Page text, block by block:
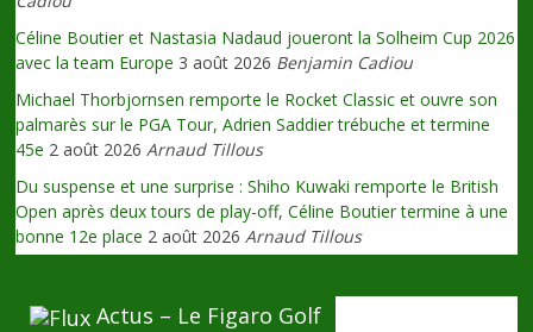
Céline Boutier et Nastasia Nadaud joueront la Solheim Cup 2026
avec la team Europe 3 août 2026 Benjamin Cadiou
Michael Thorbjornsen remporte le Rocket Classic et ouvre son
palmarès sur le PGA Tour, Adrien Saddier trébuche et termine
45e 2 août 2026 Arnaud Tillous
Du suspense et une surprise : Shiho Kuwaki remporte le British
Open après deux tours de play-off, Céline Boutier termine à une
bonne 12e place 2 août 2026 Arnaud Tillous
Actus – Le Figaro Golf